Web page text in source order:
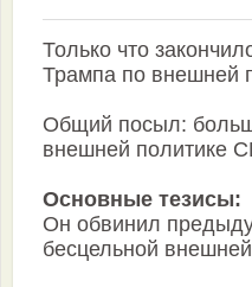
Только что
Трампа по внешней
Общий посыл:
внешней политике
Основные тезисы:
Он обвинил
бесцельной